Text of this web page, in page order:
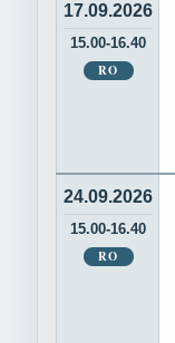
17.09.2026
15.00-16.40
RO
24.09.2026
15.00-16.40
RO